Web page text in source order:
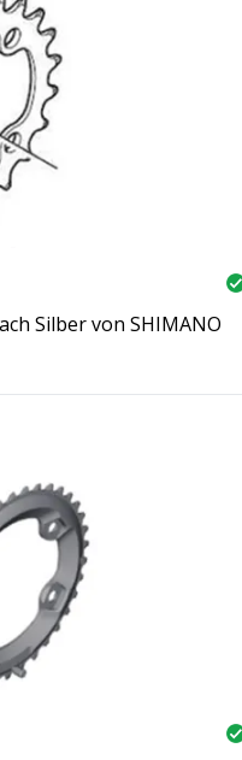
Silber von SHIMANO